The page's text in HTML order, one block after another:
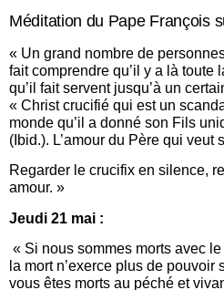
Méditation du Pape François
« Un grand nombre de
fait comprendre qu’il y a là
qu’il fait servent jusqu’à un
« Christ crucifié qui est un
monde qu’il a donné son Fils
(Ibid.). L’amour du Père qui veut
Regarder le crucifix en silence,
amour. »
Jeudi 21 mai :
« Si nous sommes morts avec
la mort n’exerce plus de
vous êtes morts au péché et